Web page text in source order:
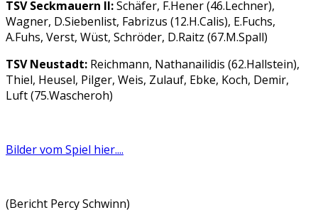
TSV Seckmauern II:Schäfer, F.Hener (46.Lechner),
Wagner, D.Siebenlist, Fabrizus (12.H.Calis), E.Fuchs,
A.Fuhs, Verst, Wüst, Schröder, D.Raitz (67.M.Spall)
TSV Neustadt: Reichmann, Nathanailidis (62.Hallstein),
Thiel, Heusel, Pilger, Weis, Zulauf, Ebke, Koch, Demir,
Luft (75.Wascheroh)
Bilder vom Spiel hier....
(Bericht Percy Schwinn)